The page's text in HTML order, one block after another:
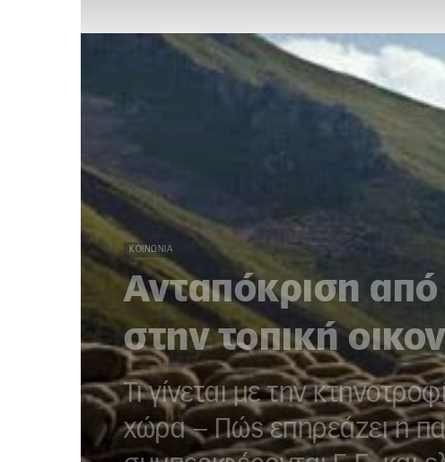
ΚΟΙΝΩΝΊΑ
Ανταπόκριση
στην τοπική
Τι γίνεται με την
χώρα – Πώς επηρεάζει η